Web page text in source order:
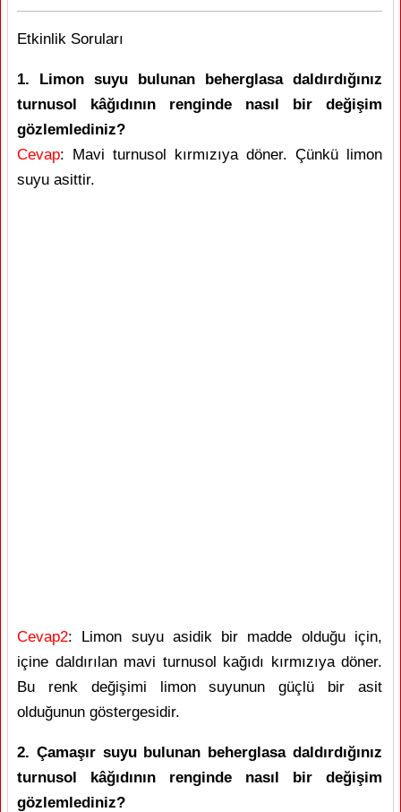
Etkinlik Soruları
1. Limon suyu bulunan beherglasa daldırdığınız
turnusol kâğıdının renginde nasıl bir değişim
gözlemlediniz?
Cevap: Mavi turnusol kırmızıya döner. Çünkü limon
suyu asittir.
Cevap2: Limon suyu asidik bir madde olduğu için,
içine daldırılan mavi turnusol kağıdı kırmızıya döner.
Bu renk değişimi limon suyunun güçlü bir asit
olduğunun göstergesidir.
2. Çamaşır suyu bulunan beherglasa daldırdığınız
turnusol kâğıdının renginde nasıl bir değişim
gözlemlediniz?